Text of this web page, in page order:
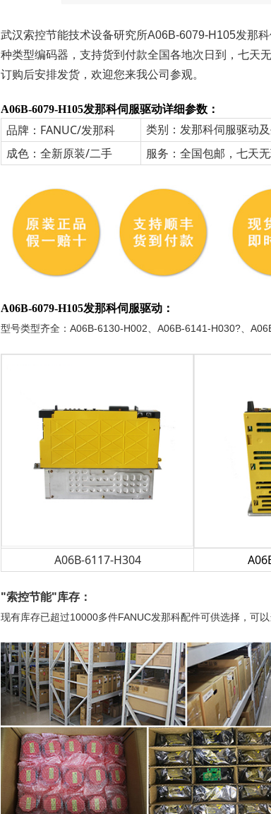
武汉索控节能技术设备研究所A06B-6079-H105发那
种类型编码器，支持货到付款全国各地次日到，七天
订购后安排发货，欢迎您来我公司参观。
A06B-6079-H105发那科伺服驱动详细参数：
品牌：FANUC/发那科 类别：发那科伺服驱动
成色：全新原装/二手
服务：全国包邮，七天
A06B-6079-H105发那科伺服驱动：
型号类型齐全：A06B-6130-H002、A06B-6141-H030?、
A06B-6117-H304
"索控节能"库存：
现有库存已超过10000多件FANUC发那科配件可供选择，可以